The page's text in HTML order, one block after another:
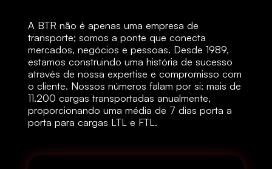
A BTR não é apenas uma empresa de
transporte; somos a ponte que conecta
mercados, negócios e pessoas. Desde 1989,
estamos construindo uma história de sucesso
através de nossa expertise e compromisso com
o cliente. Nossos números falam por si: mais de
11.200 cargas transportadas anualmente,
proporcionando uma média de 7 dias porta a
porta para cargas LTL e FTL.